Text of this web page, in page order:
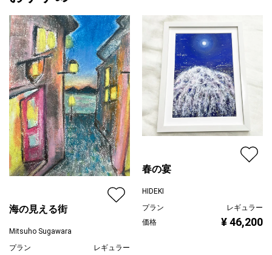
海の見える街
Mitsuho Sugawara
プラン
レギュラー
春の宴
HIDEKI
プラン
レギュラー
価格
¥ 46,200